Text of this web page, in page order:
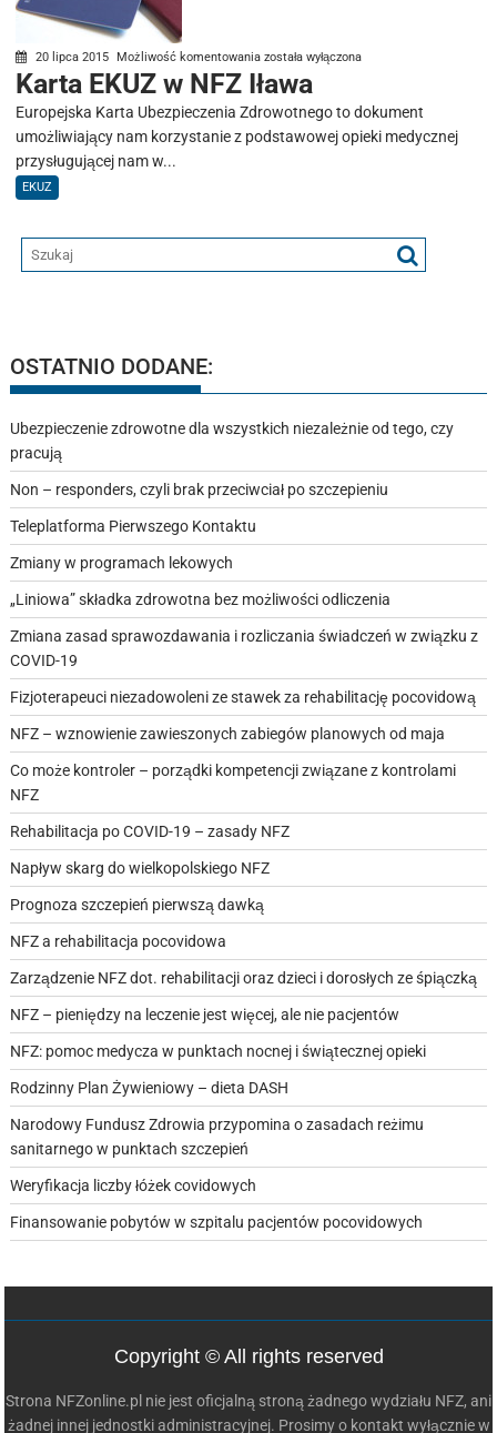
20 lipca 2015 Możliwość komentowaniaKarta
EKUZ
NFZ
została wyłączona
Karta EKUZ w NFZ Iława
Europejska Karta Ubezpieczenia Zdrowotnego to dokument
umożliwiający nam korzystanie z podstawowej opieki medycznej
przysługującej nam w...
EKUZ
OSTATNIO DODANE:
Ubezpieczenie zdrowotne dla wszystkich niezależnie od tego, czy
pracują
Non – responders, czyli brak przeciwciał po szczepieniu
Teleplatforma Pierwszego Kontaktu
Zmiany w programach lekowych
„Liniowa” składka zdrowotna bez możliwości odliczenia
Zmiana zasad sprawozdawania i rozliczania świadczeń w związku z
COVID-19
Fizjoterapeuci niezadowoleni ze stawek za rehabilitację pocovidową
NFZ – wznowienie zawieszonych zabiegów planowych od maja
Co może kontroler – porządki kompetencji związane z kontrolami
NFZ
Rehabilitacja po COVID-19 – zasady NFZ
Napływ skarg do wielkopolskiego NFZ
Prognoza szczepień pierwszą dawką
NFZ a rehabilitacja pocovidowa
Zarządzenie NFZ dot. rehabilitacji oraz dzieci i dorosłych ze śpiączką
NFZ – pieniędzy na leczenie jest więcej, ale nie pacjentów
NFZ: pomoc medycza w punktach nocnej i świątecznej opieki
Rodzinny Plan Żywieniowy – dieta DASH
Narodowy Fundusz Zdrowia przypomina o zasadach reżimu
sanitarnego w punktach szczepień
Weryfikacja liczby łóżek covidowych
Finansowanie pobytów w szpitalu pacjentów pocovidowych
Copyright © All rights reserved
Strona NFZonline.pl nie jest oficjalną stroną żadnego wydziału NFZ, ani
żadnej innej jednostki administracyjnej. Prosimy o kontakt wyłącznie w